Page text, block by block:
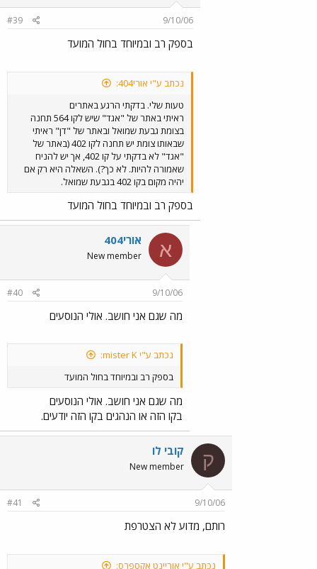
9/10/06
#39
בספק רב ובמיוחד בחול המועד
נכתב ע"י אורי404:
טעות שלי. בדקתי הרגע באתרים
ראיתי באתר של "אגד" שיש לקו 564 תחנה
בצומת גבעת שמואל ובאתר של "דן" ראיתי
שבאותו צומת יש תחנה לקו 402 (באתר של
"אגד" לא בדקתי על קו 402, אך יש להניח
שאמורה להיות. לא כך?). השאלה היא רק אם
יהיה מקום בקו 402 בגבעת שמואל.
בספק רב ובמיוחד בחול המועד
א אורי404
New member
9/10/06
#40
מה שגם אני חושב. אולי הנוסעים
נכתב ע"י mister K:
בספק רב ובמיוחד בחול המועד
מה שגם אני חושב. אולי הנוסעים
בקו הזה או הנהגים בקו הזה יודעים.
ק קובי לו
New member
9/10/06
#41
רותם, מדוע לא הצטרפת
נכתב ע"י אוריינט אקספרס: